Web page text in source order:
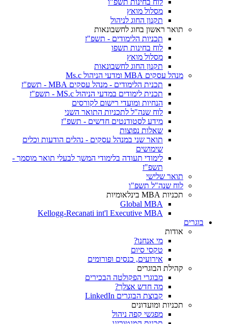
לוח בחינות תשפ"ו
מסלול מואץ
תקנון החוג לניהול
תואר ראשון בחוג לחשבונאות
תכניות הלימודים - תשפ"ז
לוח בחינות תשפו
מסלול מואץ
תקנון החוג לחשבונאות
מנהל עסקים MBA ומדעי הניהול Ms.c
תכנית הלימודים - מנהל עסקים MBA - תשפ"ז
תכנית לימודים במדעי הניהול MS.c - תשפ"ז
הנחיות ומועדי רישום לקורסים
לוח שנה"ל לתכניות התואר השני
מידע לסטודנטים חדשים - תשפ"ז
שאלות נפוצות
תואר שני במנהל עסקים - נהלים הודעות וכלים
שימושים
לימודי תעודה בלימודי המשך לבעלי תואר מוסמך -
תשפ"ז
תואר שלישי
לוח שנה"ל תשפ"ו
תכניות MBA בינלאומיות
Global MBA
Kellogg-Recanati int'l Executive MBA
בוגרים
אודות
מי אנחנו?
טקסי סיום
אירועים, כנסים ופורומים
קהילת הבוגרים
מבוגרי הפקולטה הבכירים
מה חדש אצלך?
קבוצת הבוגרים LinkedIn
תכניות ומועדונים
מפגשי קפה ניהול